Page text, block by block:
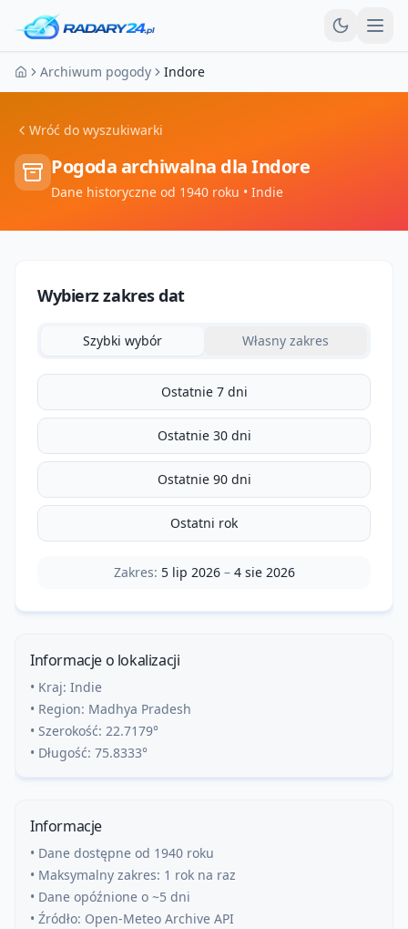
Strona główna
Archiwum pogody Indore
Wróć do wyszukiwarki
Pogoda archiwalna dlaIndore
Dane historyczne od 1940 roku • Indie
Wybierz zakres dat
Szybki wybór Własny zakres
Ostatnie 7 dni
Ostatnie 30 dni
Ostatnie 90 dni
Ostatni rok
Zakres: 5 lip 2026– 4 sie 2026
Informacje o lokalizacji
• Kraj: Indie
• Region: Madhya Pradesh
• Szerokość: 22.7179°
• Długość: 75.8333°
Informacje
• Dane dostępne od 1940 roku
• Maksymalny zakres: 1 rok na raz
• Dane opóźnione o ~5 dni
• Źródło: Open-Meteo Archive API